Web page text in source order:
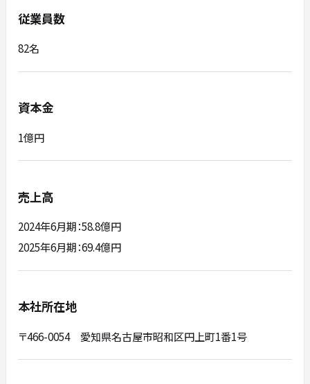
従業員数
82名
資本金
1億円
売上高
2024年6月期：58.8億円
2025年6月期：69.4億円
本社所在地
〒466-0054 愛知県名古屋市昭和区円上町1番1号